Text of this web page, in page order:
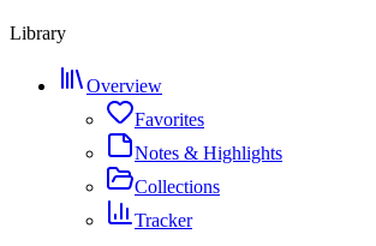
Library
Overview
Favorites
Notes & Highlights
Collections
Tracker